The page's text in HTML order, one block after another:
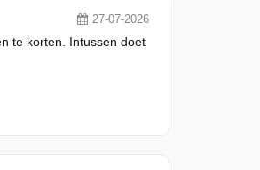
27-07-2026
te korten. Intussen doet